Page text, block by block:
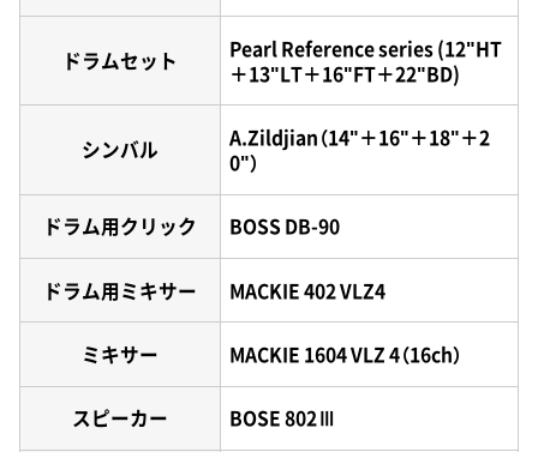
ドラムセット
Pearl Reference series (12"HT
＋13"LT＋16"FT＋22"BD)
シンバル
A.Zildjian（14"＋16"＋18"＋2
0"）
ドラム用クリック BOSS DB-90
ドラム用ミキサー MACKIE 402 VLZ4
ミキサー MACKIE 1604 VLZ 4（16ch）
スピーカー BOSE 802Ⅲ